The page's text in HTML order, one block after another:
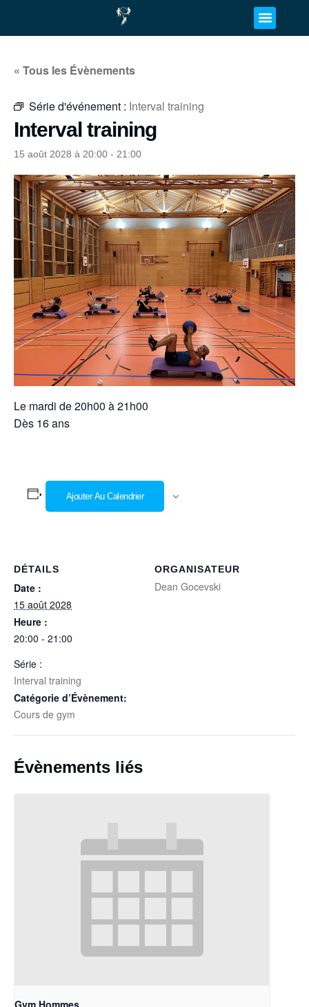
« Tous les Évènements
Série d'événement : Interval training
Interval training
15 août 2028 à 20:00 - 21:00
Le mardi de 20h00 à 21h00
Dès 16 ans
Ajouter Au Calendrier
DÉTAILS
Date :
15 août 2028
Heure :
20:00 - 21:00
Série :
Interval training
Catégorie d’Évènement:
Cours de gym
ORGANISATEUR
Dean Gocevski
Évènements liés
Gym Hommes